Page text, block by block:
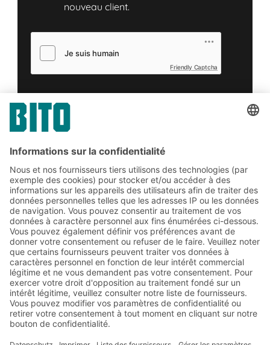
nouveau client.
Friendly Captcha
Soumettre
Abonnez-vous à la lettre
d'information de BITO :
Actualités de l'entrepôt et de
la logistique
Réductions exclusives
Innovations
S'inscrire à la newsletter